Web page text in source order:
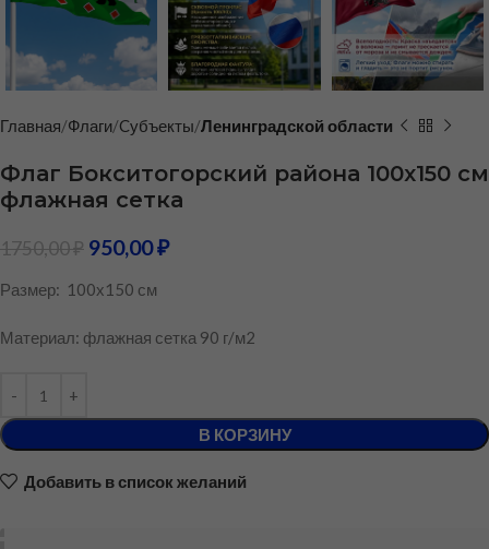
Главная Флаги Cубъекты Ленинградской области
Флаг Бокситогорский района 100х150 см
флажная сетка
1750,00₽ 950,00₽
Размер: 100х150 см
Материал: флажная сетка 90 г/м2
В КОРЗИНУ
Добавить в список желаний